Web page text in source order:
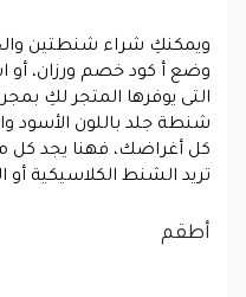
وضع أ كود خصم ورزان، أو
التى يوفرها المتجر لكِ
شنطة جلد باللون الأسود
كل أغراضك، فهنا يجد كل
تريد الشنط الكلاسيكية
أطقم